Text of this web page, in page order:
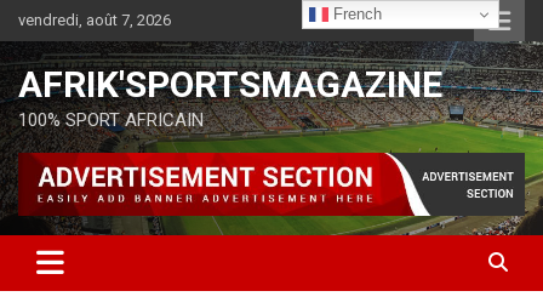
vendredi, août 7, 2026
AFRIK'SPORTSMAGAZINE
100% SPORT AFRICAIN
French